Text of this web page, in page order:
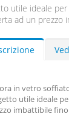
utile ideale
ad un prezzo
in vetro
utile ideale
imbattibile